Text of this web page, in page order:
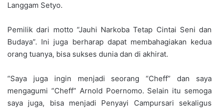
Langgam Setyo.
Pemilik dari motto “Jauhi Narkoba Tetap Cintai Seni dan
Budaya”. Ini juga berharap dapat membahagiakan kedua
orang tuanya, bisa sukses dunia dan di akhirat.
“Saya juga ingin menjadi seorang “Cheff” dan saya
mengagumi “Cheff” Arnold Poernomo. Selain itu semoga
saya juga, bisa menjadi Penyayi Campursari sekaligus